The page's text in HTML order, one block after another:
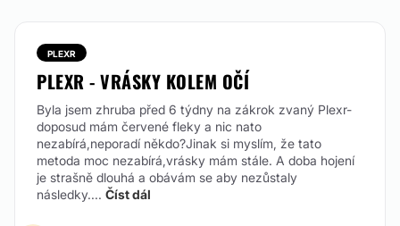
PLEXR
PLEXR - VRÁSKY KOLEM OČÍ
Byla jsem zhruba před 6 týdny na zákrok zvaný Plexr-
doposud mám červené fleky a nic nato
nezabírá,neporadí někdo?Jinak si myslím, že tato
metoda moc nezabírá,vrásky mám stále. A doba hojení
je strašně dlouhá a obávám se aby nezůstaly
následky.... Číst dál